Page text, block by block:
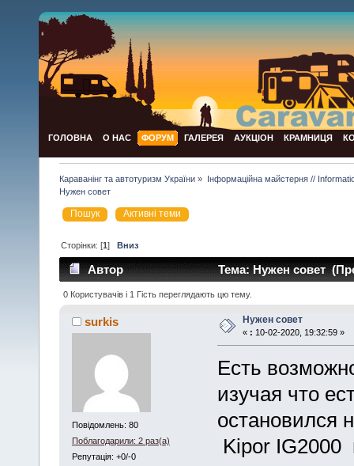
ГОЛОВНА О НАС ФОРУМ ГАЛЕРЕЯ АУКЦІОН КРАМНИЦЯ
Караванінг та автотуризм України » Інформаційна майстерня //
Нужен совет
Пошук Активні теми
Сторінки: [1]Вниз
Автор Тема: Нужен совет
0 Користувачів і 1 Гість переглядають цю тему.
surkis
Повідомлень: 80
Поблагодарили: 2 раз(а)
Репутація: +0/-0
Нужен совет
« : 10-02-2020, 19:32:59 »
Есть
изучая что
остановился
Kipor